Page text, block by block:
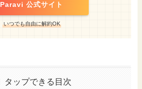
Paravi 公式サイト
いつでも自由に解約OK
タップできる目次